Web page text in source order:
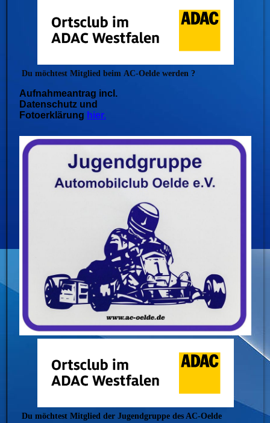
Du möchtest Mitglied beimAC-Oelde werden ?
Aufnahmeantrag incl.
Datenschutz und
Fotoerklärung hier.
Du möchtest Mitglied der Jugendgruppe des AC-Oelde